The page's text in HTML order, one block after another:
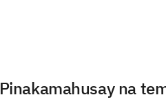
Pinakamahusay na